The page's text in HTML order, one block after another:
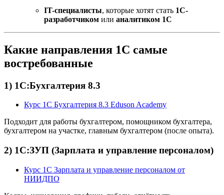
IT-специалисты, которые хотят стать 1С-
разработчиком или аналитиком 1С
Какие направления 1С самые
востребованные
1) 1С:Бухгалтерия 8.3
Курс 1С Бухгалтерия 8.3 Eduson Academy
Подходит для работы бухгалтером, помощником бухгалтера,
бухгалтером на участке, главным бухгалтером (после опыта).
2) 1С:ЗУП (Зарплата и управление персоналом)
Курс 1С Зарплата и управление персоналом от
НИИДПО